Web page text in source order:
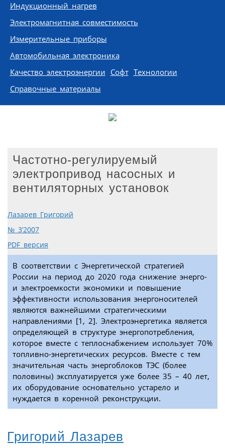
Индукционный нагрев
Электромагнитная совместимость
Измерительные приборы
Автомобильная электроника
Качество электроэнергии Софт Технологии
Справочные материалы
Частотно-регулируемый
электропривод насосных и
вентиляторных установок
Лазарев Григорий
№ 3’2007
PDF версия
В соответствии с Энергетической стратегией
России на период до 2020 года снижение энерго-
и электроемкости экономики и повышение
эффективности использования энергоносителей
являются важнейшими стратегическими
направлениями [1, 2]. Электроэнергетика является
определяющей в структуре энергопотребления,
которое вместе с теплоснабжением использует 70%
топливно-энергетических ресурсов. Вместе с тем
значительная часть энергоблоков ТЭС (более
половины) эксплуатируется уже более 35 – 40 лет,
их оборудование основательно устарело и
нуждается в коренной реконструкции.
Григорий Лазарев